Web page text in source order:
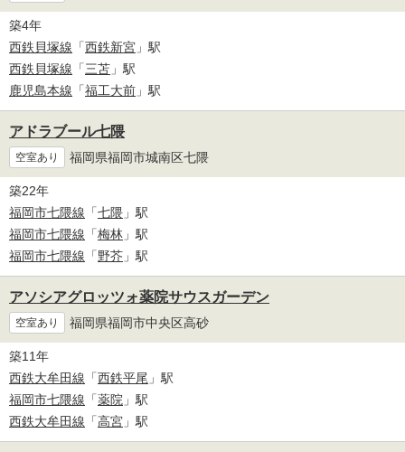
築4年
西鉄貝塚線 「西鉄新宮 」駅
西鉄貝塚線 「三苫 」駅
鹿児島本線 「福工大前 」駅
アドラブール七隈
空室あり 福岡県福岡市城南区七隈
築22年
福岡市七隈線 「七隈 」駅
福岡市七隈線 「梅林 」駅
福岡市七隈線 「野芥 」駅
アソシアグロッツォ薬院サウスガーデン
空室あり 福岡県福岡市中央区高砂
築11年
西鉄大牟田線 「西鉄平尾 」駅
福岡市七隈線 「薬院 」駅
西鉄大牟田線 「高宮 」駅